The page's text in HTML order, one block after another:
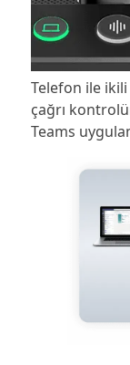
Telefon ile
çağrı
Teams